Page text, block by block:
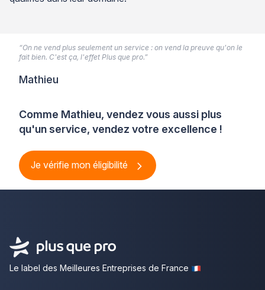
Comme Mathieu, vendez vous aussi plus
qu'un service, vendez votre excellence !
Je vérifie mon éligibilité
“On ne vend plus seulement un service : on vend la preuve qu'on le
fait bien. C'est ça, l'effet Plus que pro.”
Mathieu
Le label des Meilleures Entreprises de France